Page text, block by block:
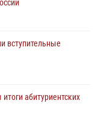
вступительные
абитуриентских